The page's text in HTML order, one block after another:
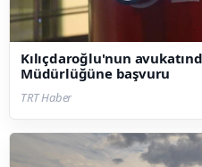
Kılıçdaroğlu'nun
Müdürlüğüne başvuru
TRT Haber